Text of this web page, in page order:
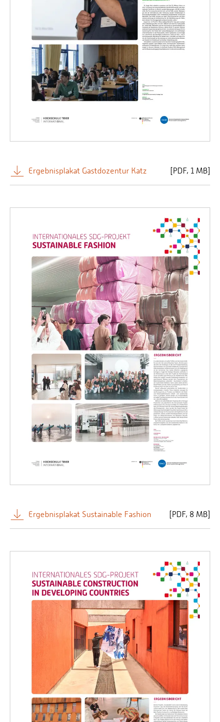
Ergebnisplakat Gastdozentur Katz PDF 1 MB]
Ergebnisplakat Sustainable Fashion PDF 8 MB]